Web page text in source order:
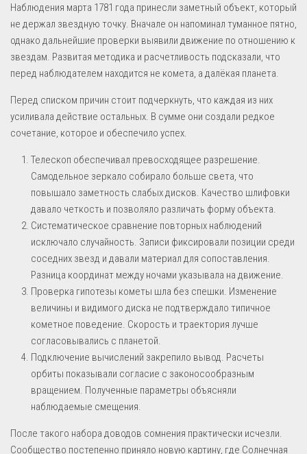
Наблюдения марта 1781 года принесли заметный объект, который
не держал звездную точку. Вначале он напоминал туманное пятно,
однако дальнейшие проверки выявили движение по отношению к
звездам. Развитая методика и расчетливость подсказали, что
перед наблюдателем находится не комета, а далёкая планета.
Перед списком причин стоит подчеркнуть, что каждая из них
усиливала действие остальных. В сумме они создали редкое
сочетание, которое и обеспечило успех.
Телескоп обеспечивал превосходящее разрешение.
Самодельное зеркало собирало больше света, что
повышало заметность слабых дисков. Качество шлифовки
давало четкость и позволяло различать форму объекта.
Систематическое сравнение повторных наблюдений
исключало случайность. Записи фиксировали позиции среди
соседних звезд и давали материал для сопоставления.
Разница координат между ночами указывала на движение.
Проверка гипотезы кометы шла без спешки. Изменение
величины и видимого диска не подтверждало типичное
кометное поведение. Скорость и траектория лучше
согласовывались с планетой.
Подключение вычислений закрепило вывод. Расчеты
орбиты показывали согласие с законосообразным
вращением. Полученные параметры объясняли
наблюдаемые смещения.
После такого набора доводов сомнения практически исчезли.
Сообщество постепенно приняло новую картину, где Солнечная